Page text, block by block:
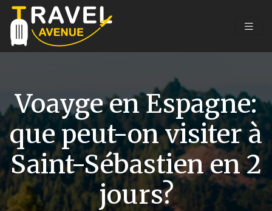
Voayge en Espagne:
que peut-on visiter à
Saint-Sébastien en 2
jours?